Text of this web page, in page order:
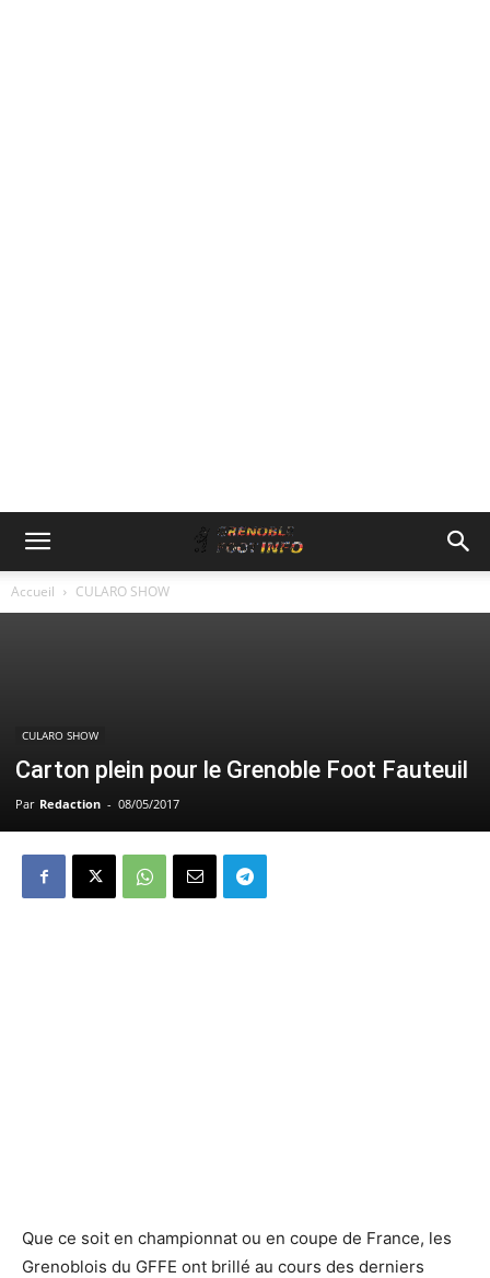
Accueil CULARO SHOW
CULARO SHOW
Carton plein pour le Grenoble Foot Fauteuil
Par Redaction - 08/05/2017
Que ce soit en championnat ou en coupe de France, les
Grenoblois du GFFE ont brillé au cours des derniers